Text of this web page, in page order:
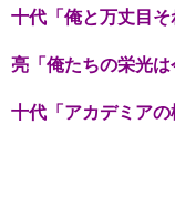
十代「俺と万丈目そ
亮「俺たちの栄光は
十代「アカデミアの